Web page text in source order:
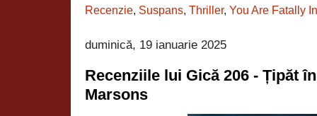
Recenzie, Suspans, Thriller, You Are Fatally
duminică, 19 ianuarie 2025
Recenziile lui Gică 206 - Țipăt
Marsons